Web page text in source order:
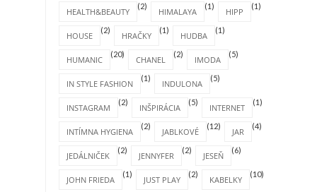
HEALTH&BEAUTY
(2)
HIMALAYA
(1)
HIPP
(1)
HOUSE
(2)
HRAČKY
(1)
HUDBA
(1)
HUMANIC
(20)
CHANEL
(2)
IMODA
(5)
IN STYLE FASHION
(1)
INDULONA
(5)
INSTAGRAM
(2)
INŠPIRÁCIA
(5)
INTERNET
(1)
INTÍMNA HYGIENA
(2)
JABLKOVÉ
(12)
JAR
(4)
JEDÁLNIČEK
(2)
JENNYFER
(2)
JESEŇ
(6)
JOHN FRIEDA
(1)
JUST PLAY
(2)
KABELKY
(10)